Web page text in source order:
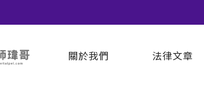
關於我們 法律文章